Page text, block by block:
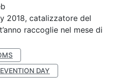
2018, catalizzatore del
raccoglie nel mese di
DAY